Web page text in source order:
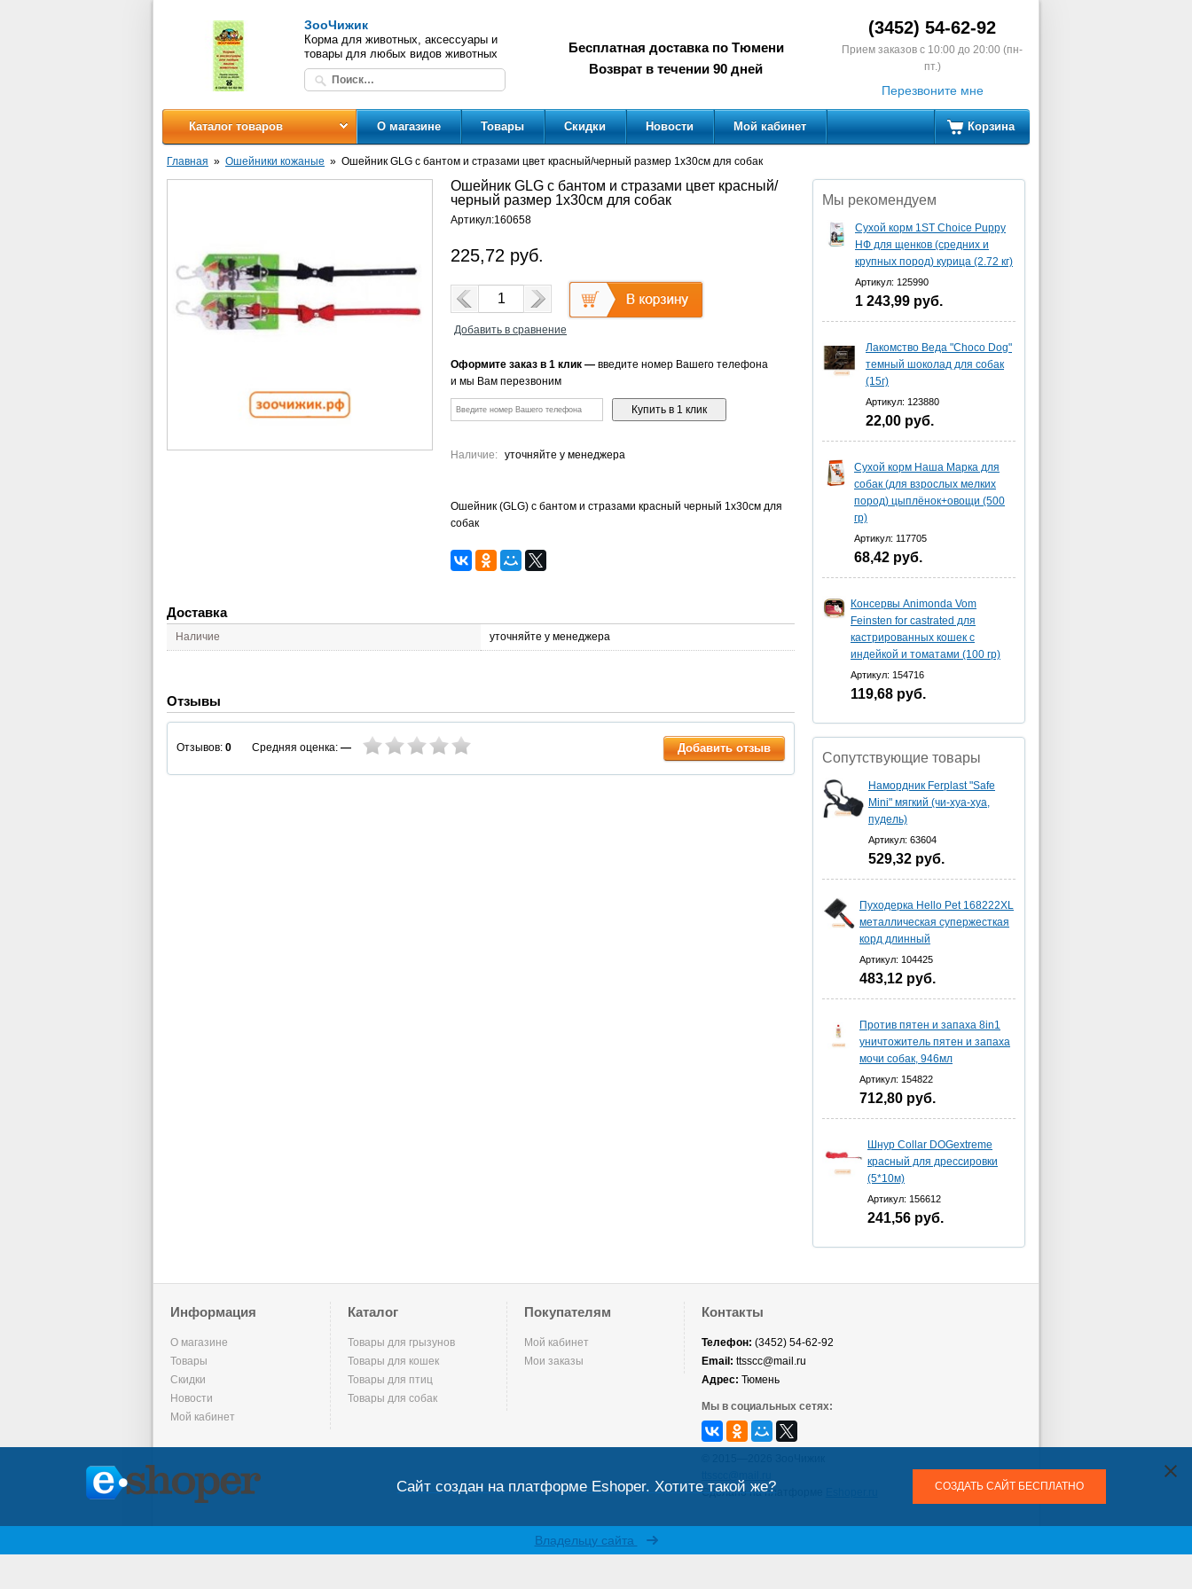
ЗооЧижик
Корма для животных, аксессуары и
товары для любых видов животных
Бесплатная доставка по Тюмени
Возврат в течении 90 дней
(3452) 54-62-92
Прием заказов с 10:00 до 20:00 (пн-
пт.)
Перезвоните мне
Каталог товаров Корзина
О магазине Товары Скидки Новости Мой кабинет
Главная Ошейники кожаные Ошейник GLG с бантом и стразами цвет красный/черный размер 1х30см для собак
Ошейник GLG с бантом и стразами цвет красный/
черный размер 1х30см для собак
Артикул:160658
225,72 руб.
Добавить в сравнение
Оформите заказ в 1 клик — введите номер Вашего телефона
и мы Вам перезвоним
Наличие: уточняйте у менеджера
Ошейник (GLG) с бантом и стразами красный черный 1х30см для
собак
Доставка
Наличие уточняйте у менеджера
Отзывы
Отзывов: 0 Средняя оценка: — Добавить отзыв
Мы рекомендуем
Сухой корм 1ST Сhoice Puppy
НФ для щенков (средних и
крупных пород) курица (2.72 кг)
Артикул: 125990
1 243,99 руб.
Лакомство Веда "Choco Dog"
темный шоколад для собак
(15г)
Артикул: 123880
22,00 руб.
Сухой корм Наша Марка для
собак (для взрослых мелких
пород) цыплёнок+овощи (500
гр)
Артикул: 117705
68,42 руб.
Консервы Animonda Vom
Feinsten for castrated для
кастрированных кошек с
индейкой и томатами (100 гр)
Артикул: 154716
119,68 руб.
Сопутствующие товары
Намордник Ferplast "Safe
Mini" мягкий (чи-хуа-хуа,
пудель)
Артикул: 63604
529,32 руб.
Пуходерка Hello Pet 168222XL
металлическая супержесткая
корд длинный
Артикул: 104425
483,12 руб.
Против пятен и запаха 8in1
уничтожитель пятен и запаха
мочи собак, 946мл
Артикул: 154822
712,80 руб.
Шнур Collar DOGextreme
красный для дрессировки
(5*10м)
Артикул: 156612
241,56 руб.
Информация
О магазине
Товары
Скидки
Новости
Мой кабинет
Каталог
Товары для грызунов
Товары для кошек
Товары для птиц
Товары для собак
Покупателям
Мой кабинет
Мои заказы
Контакты
Телефон: (3452) 54-62-92
Email: ttsscc@mail.ru
Адрес: Тюмень
Мы в социальных сетях:
Сделано на платформе
Сайт создан на платформе Eshoper. Хотите такой же? СОЗДАТЬ САЙТ БЕСПЛАТНО
Владельцу сайта